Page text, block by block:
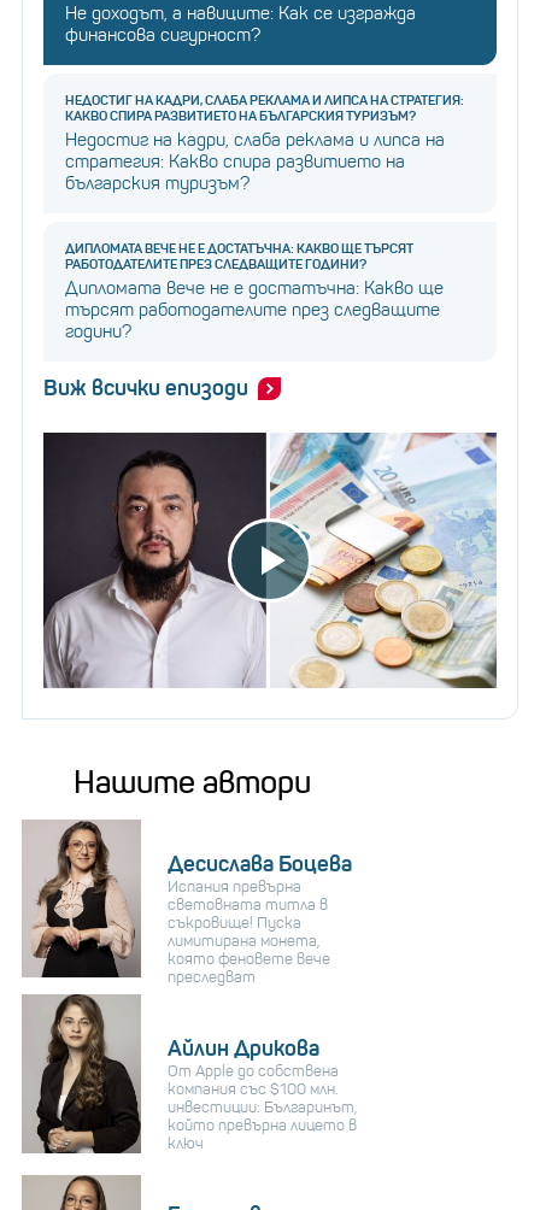
Не доходът, а навиците: Как се изгражда
финансова сигурност?
НЕДОСТИГ НА КАДРИ, СЛАБА РЕКЛАМА И ЛИПСА НА СТРАТЕГИЯ:
КАКВО СПИРА РАЗВИТИЕТО НА БЪЛГАРСКИЯ ТУРИЗЪМ?
Недостиг на кадри, слаба реклама и липса на
стратегия: Какво спира развитието на
българския туризъм?
ДИПЛОМАТА ВЕЧЕ НЕ Е ДОСТАТЪЧНА: КАКВО ЩЕ ТЪРСЯТ
РАБОТОДАТЕЛИТЕ ПРЕЗ СЛЕДВАЩИТЕ ГОДИНИ?
Дипломата вече не е достатъчна: Какво ще
търсят работодателите през следващите
години?
Виж всички епизоди
Нашите автори
Десислава Боцева
Испания превърна
световната титла в
съкровище! Пуска
лимитирана монета,
която феновете вече
преследват
Айлин Дрикова
От Apple до собствена
компания със $100 млн.
инвестиции: Българинът,
който превърна лицето в
ключ